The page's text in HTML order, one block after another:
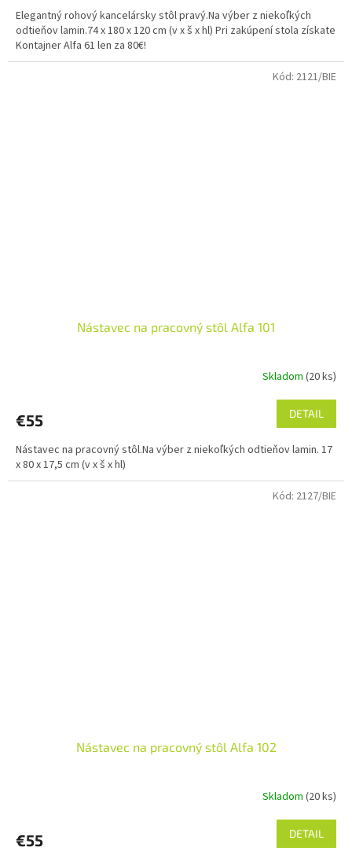
z
5
hviezdičiek.
Elegantný rohový kancelársky stôl pravý.Na výber z niekoľkých
odtieňov lamin.74 x 180 x 120 cm (v x š x hl) Pri zakúpení stola získate
Kontajner Alfa 61 len za 80€!
Nástavec na pracovný stôl Alfa 101
Skladom (20 ks)
€55 DETAIL
Nástavec na pracovný stôl.Na výber z niekoľkých odtieňov lamin. 17
x 80 x 17,5 cm (v x š x hl)
Kód: 2121/BIE
Nástavec na pracovný stôl Alfa 102
Skladom (20 ks)
€55 DETAIL
Kód: 2127/BIE